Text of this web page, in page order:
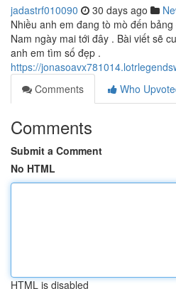
jadastrf010090 30 days ago
Nhiều anh em đang tò mò đến
Nam ngày mai tới đây . Bài viết sẽ
anh em tìm số đẹp .
https://
Comments
Who
Comments
Submit a Comment
No HTML
HTML is disabled